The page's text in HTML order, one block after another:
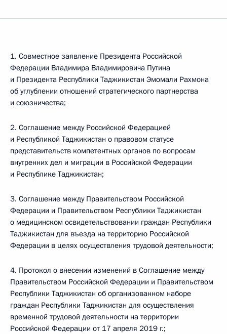
1. Совместное заявление Президента Российской
Федерации Владимира Владимировича Путина
и Президента Республики Таджикистан Эмомали Рахмона
об углублении отношений стратегического партнерства
и союзничества;
2. Соглашение между Российской Федерацией
и Республикой Таджикистан о правовом статусе
представительств компетентных органов по вопросам
внутренних дел и миграции в Российской Федерации
и Республике Таджикистан;
3. Соглашение между Правительством Российской
Федерации и Правительством Республики Таджикистан
о медицинском освидетельствовании граждан Республики
Таджикистан для въезда на территорию Российской
Федерации в целях осуществления трудовой деятельности;
4. Протокол о внесении изменений в Соглашение между
Правительством Российской Федерации и Правительством
Республики Таджикистан об организованном наборе
граждан Республики Таджикистан для осуществления
временной трудовой деятельности на территории
Российской Федерации от 17 апреля 2019 г.;